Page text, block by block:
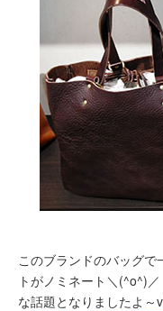
このブランドのバッグ
トがノミネート＼(^o^)
な話題となりましたよ～